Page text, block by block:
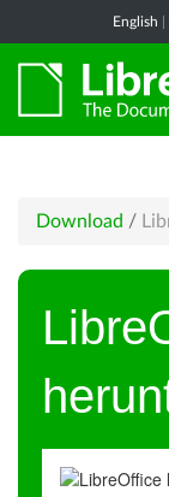
English
Download /